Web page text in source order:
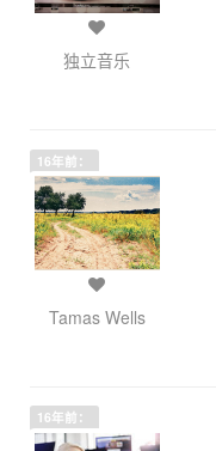
独立音乐
16年前：
Tamas Wells
16年前：